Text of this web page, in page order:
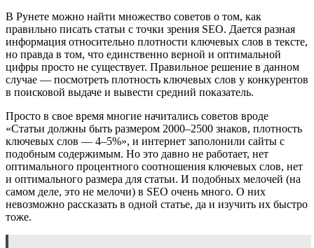
В Рунете можно найти множество советов о том, как
правильно писать статьи с точки зрения SEO. Дается разная
информация относительно плотности ключевых слов в тексте,
но правда в том, что единственно верной и оптимальной
цифры просто не существует. Правильное решение в данном
случае — посмотреть плотность ключевых слов у конкурентов
в поисковой выдаче и вывести средний показатель.
Просто в свое время многие начитались советов вроде
«Статьи должны быть размером 2000–2500 знаков, плотность
ключевых слов — 4–5%», и интернет заполонили сайты с
подобным содержимым. Но это давно не работает, нет
оптимального процентного соотношения ключевых слов, нет
и оптимального размера для статьи. И подобных мелочей (на
самом деле, это не мелочи) в SEO очень много. О них
невозможно рассказать в одной статье, да и изучить их быстро
тоже.